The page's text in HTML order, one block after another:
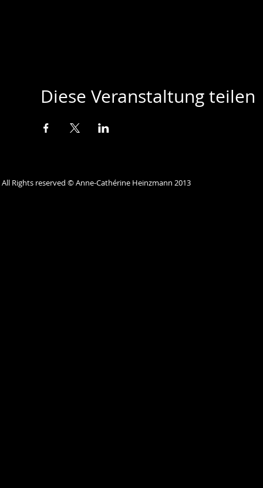
Diese Veranstaltung teilen
All Rights reserved © Anne-Cathérine Heinzmann 2013